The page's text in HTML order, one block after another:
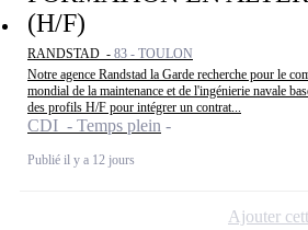
(H/F)
RANDSTAD - 83 - TOULON
Notre agence Randstad la Garde recherche pour le
mondial de la maintenance et de l'ingénierie navale
des profils H/F pour intégrer un contrat...
CDI - Temps plein
Publié il y a 12 jours
Ajouter